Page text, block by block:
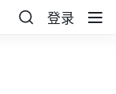
登录